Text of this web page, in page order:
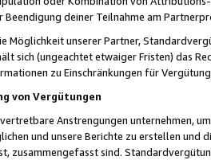
deiner Teilnahme am
Möglichkeit unserer Partner,
sich (ungeachtet etwaiger Fristen) das
zu Einschränkungen für
von Vergütungen
Anstrengungen unternehmen,
und unsere Berichte zu erstellen und
zusammengefasst sind.